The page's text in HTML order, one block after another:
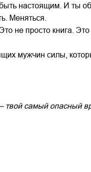
настоящим. И ты
Меняться.
не просто книга.
мужчин силы,
твой самый опасный